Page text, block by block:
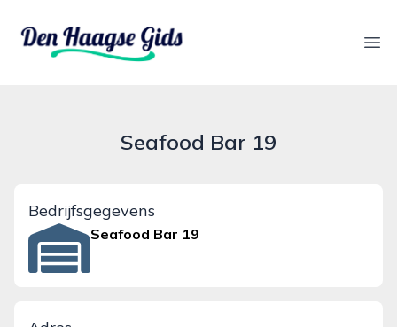
denhaagsegids.nl
Seafood Bar 19
Bedrijfsgegevens
Seafood Bar 19